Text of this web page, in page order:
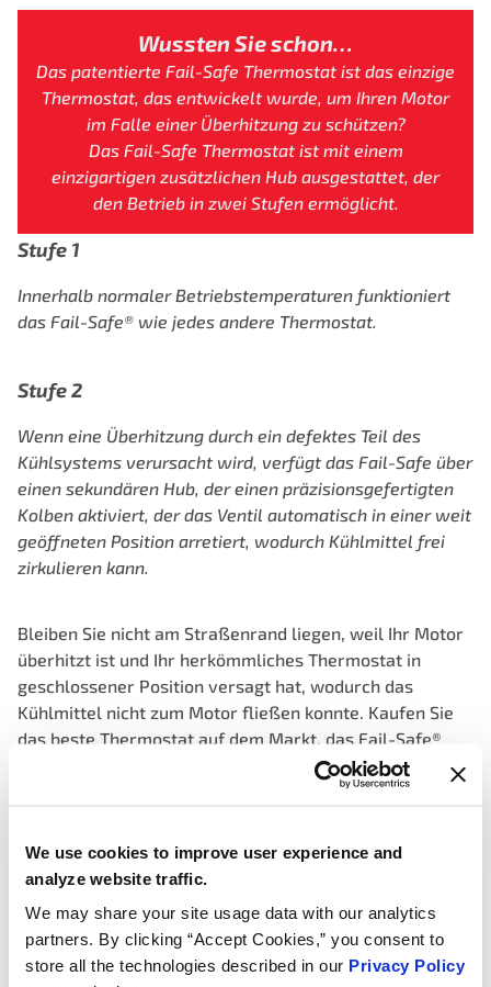
We use cookies to improve user experience and
analyze website traffic.
We may share your site usage data with our analytics
partners. By clicking “Accept Cookies,” you consent to
store all the technologies described in our Privacy Policy
Wussten Sie schon…
Das patentierte Fail-Safe Thermostat ist das einzige
Thermostat, das entwickelt wurde, um Ihren Motor
im Falle einer Überhitzung zu schützen?
Das Fail-Safe Thermostat ist mit einem
einzigartigen zusätzlichen Hub ausgestattet, der
den Betrieb in zwei Stufen ermöglicht.
Stufe 1
Innerhalb normaler Betriebstemperaturen funktioniert
das Fail-Safe® wie jedes andere Thermostat.
Stufe 2
Wenn eine Überhitzung durch ein defektes Teil des
Kühlsystems verursacht wird, verfügt das Fail-Safe über
einen sekundären Hub, der einen präzisionsgefertigten
Kolben aktiviert, der das Ventil automatisch in einer weit
geöffneten Position arretiert, wodurch Kühlmittel frei
zirkulieren kann.
Bleiben Sie nicht am Straßenrand liegen, weil Ihr Motor
überhitzt ist und Ihr herkömmliches Thermostat in
geschlossener Position versagt hat, wodurch das
Kühlmittel nicht zum Motor fließen konnte. Kaufen Sie
das beste Thermostat auf dem Markt, das Fail-Safe®
Thermostat von MotoRad®. Warum ist das Fail-Safe das
die gleiche Weise wie ein herkömmliches Thermostat.
Wenn Ihr Fahrzeug jedoch aufgrund eines defekten Teils
Standardthermostat in geschlossener Position den
Kühlmittelfluss zum Motor. Das patentierte Fail-Safe®
Thermostat von Motorad ist das einzige Thermostat, das